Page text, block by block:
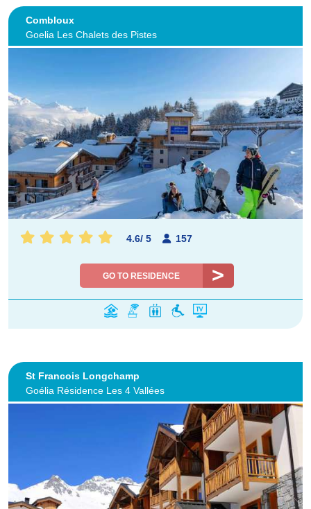
Combloux
Goelia Les Chalets des Pistes
4.6/ 5 157
GO TO RESIDENCE
St Francois Longchamp
Goélia Résidence Les 4 Vallées